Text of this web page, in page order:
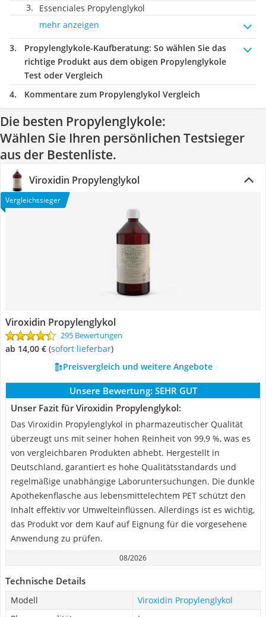
Essenciales Propylenglykol
mehr anzeigen
Propylenglykole-Kaufberatung: So wählen Sie das
richtige Produkt aus dem obigen Propylenglykole
Test oder Vergleich
Kommentare zum Propylenglykol Vergleich
Die besten Propylenglykole:
Wählen Sie Ihren persönlichen Testsieger
aus der Bestenliste.
Viroxidin Propylenglykol
Vergleichssieger
Viroxidin Propylenglykol
295 Bewertungen
ab 14,00 € ( Sofort lieferbar)
Preisvergleich und weitere Angebote
Unsere Bewertung: SEHR GUT
Unser Fazit für Viroxidin Propylenglykol:
Das Viroxidin Propylenglykol in pharmazeutischer Qualität
überzeugt uns mit seiner hohen Reinheit von 99,9 %, was es
von vergleichbaren Produkten abhebt. Hergestellt in
Deutschland, garantiert es hohe Qualitätsstandards und
regelmäßige unabhängige Laboruntersuchungen. Die dunkle
Apothekenflasche aus lebensmittelechtem PET schützt den
Inhalt effektiv vor Umwelteinflüssen. Allerdings ist es wichtig,
das Produkt vor dem Kauf auf Eignung für die vorgesehene
Anwendung zu prüfen.
08/2026
Technische Details
Modell
Viroxidin Propylenglykol